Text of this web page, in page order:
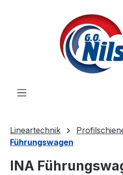
Zum Hauptinhalt springen
Lineartechnik
Führungswagen
INA